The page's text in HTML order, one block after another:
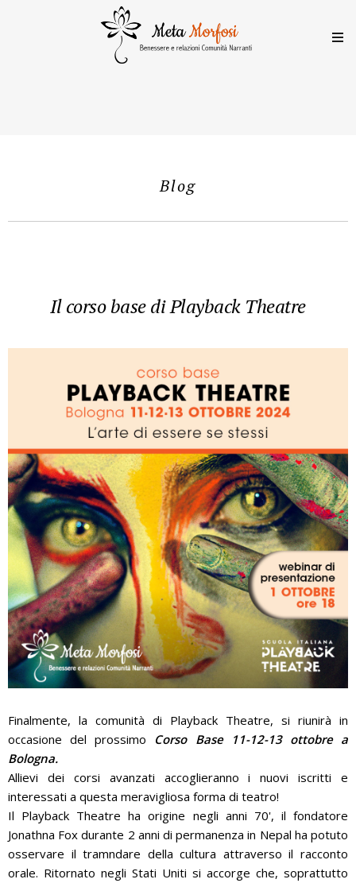
Blog
Il corso base di Playback Theatre
Finalmente, la comunità di Playback Theatre, si riunirà in
occasione del prossimo Corso Base 11-12-13 ottobre a
Bologna.
Allievi dei corsi avanzati accoglieranno i nuovi iscritti e
interessati a questa meravigliosa forma di teatro!
Il Playback Theatre ha origine negli anni 70', il fondatore
Jonathna Fox durante 2 anni di permanenza in Nepal ha potuto
osservare il tramndare della cultura attraverso il racconto
orale. Ritornato negli Stati Uniti si accorge che, soprattutto